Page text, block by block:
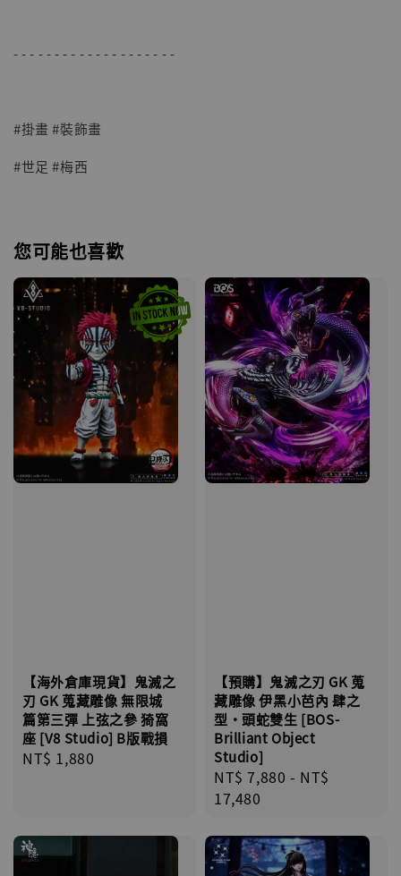
- - - - - - - - - - - - - - - - - - - -
#掛畫 #裝飾畫
#世足 #梅西
您可能也喜歡
【海外倉庫現貨】鬼滅之
刃 GK 蒐藏雕像 無限城
篇第三彈 上弦之參 猗窩
座 [V8 Studio] B版戰損
Regular
NT$ 1,880
【預購】鬼滅之刃 GK 蒐
藏雕像 伊黑小芭內 肆之
型·頭蛇雙生 [BOS-
Brilliant Object
Studio]
Regular
price
NT$ 7,880 - NT$
17,480